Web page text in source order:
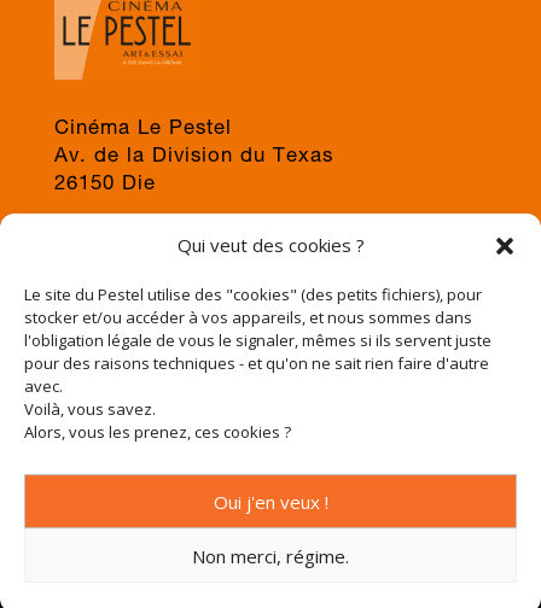
Qui veut des cookies ?
Le site du Pestel utilise des "cookies" (des petits fichiers), pour
stocker et/ou accéder à vos appareils, et nous sommes dans
l'obligation légale de vous le signaler, mêmes si ils servent juste
pour des raisons techniques - et qu'on ne sait rien faire d'autre
avec.
Voilà, vous savez.
Alors, vous les prenez, ces cookies ?
Oui j'en veux !
Non merci, régime.
Cinéma Le Pestel
Av. de la Division du Texas
26150 Die
jps@cinema-le-pestel.fr
oumediation@cinema-le-pestel.fr